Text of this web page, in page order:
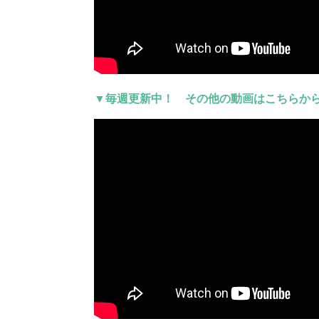
▼毎週更新中！ その他の動画はこちらか